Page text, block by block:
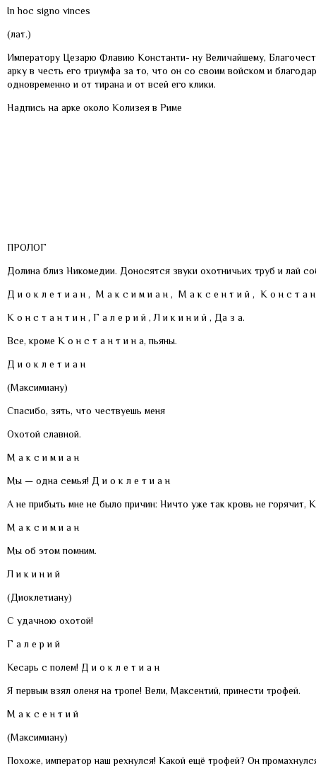
In hoc signo vinces
(лат.)
Императору Цезарю Флавию Константи- ну Величайшему,
арку в честь его триумфа за то, что он со своим войском и
одновременно и от тирана и от всей его клики.
Надпись на арке около Колизея в Риме
ПРОЛОГ
Долина близ Никомедии. Доносятся звуки охотничьих труб и лай
Д и о к л е т и а н , М а к с и м и а н , М а к с е н т и й , К о н с т а
К о н с т а н т и н , Г а л е р и й , Л и к и н и й , Да з а.
Все, кроме К о н с т а н т и н а, пьяны.
Д и о к л е т и а н
(Максимиану)
Спасибо, зять, что чествуешь меня
Охотой славной.
М а к с и м и а н
Мы — одна семья! Д и о к л е т и а н
А не прибыть мне не было причин: Ничто уже так кровь не горячит,
М а к с и м и а н
Мы об этом помним.
Л и к и н и й
(Диоклетиану)
С удачною охотой!
Г а л е р и й
Кесарь с полем! Д и о к л е т и а н
Я первым взял оленя на тропе! Вели, Максентий, принести трофей.
М а к с е н т и й
(Максимиану)
Похоже, император наш рехнулся! Какой ещё трофей? Он